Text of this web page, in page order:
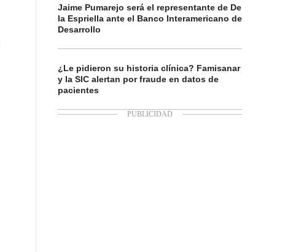
Jaime Pumarejo será el representante de De
la Espriella ante el Banco Interamericano de
Desarrollo
¿Le pidieron su historia clínica? Famisanar
y la SIC alertan por fraude en datos de
pacientes